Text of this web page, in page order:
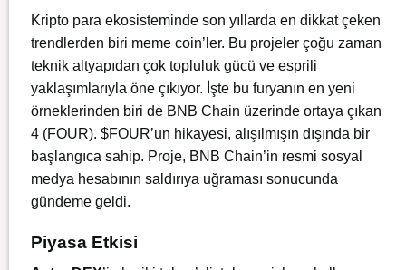
Kripto para ekosisteminde son yıllarda en dikkat çeken
trendlerden biri meme coin’ler. Bu projeler çoğu zaman
teknik altyapıdan çok topluluk gücü ve esprili
yaklaşımlarıyla öne çıkıyor. İşte bu furyanın en yeni
örneklerinden biri de BNB Chain üzerinde ortaya çıkan
4 (FOUR). $FOUR’un hikayesi, alışılmışın dışında bir
başlangıca sahip. Proje, BNB Chain’in resmi sosyal
medya hesabının saldırıya uğraması sonucunda
gündeme geldi.
Piyasa Etkisi